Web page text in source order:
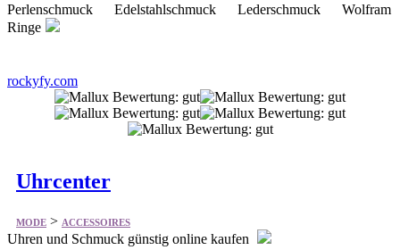
Perlenschmuck Edelstahlschmuck Lederschmuck Wolfram
Ringe
rockyfy.com
Uhrcenter
MODE > ACCESSOIRES
Uhren und Schmuck günstig online kaufen